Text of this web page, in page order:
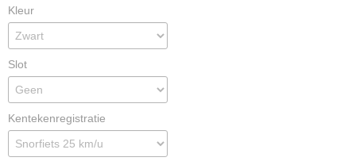
Kleur
Slot
Kentekenregistratie